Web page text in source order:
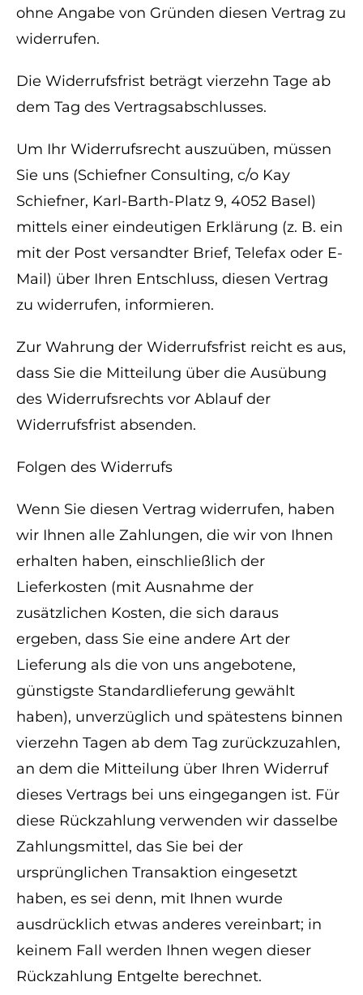
ohne Angabe von Gründen diesen Vertrag zu
widerrufen.
Die Widerrufsfrist beträgt vierzehn Tage ab
dem Tag des Vertragsabschlusses.
Um Ihr Widerrufsrecht auszuüben, müssen
Sie uns (Schiefner Consulting, c/o Kay
Schiefner, Karl-Barth-Platz 9, 4052 Basel)
mittels einer eindeutigen Erklärung (z. B. ein
mit der Post versandter Brief, Telefax oder E-
Mail) über Ihren Entschluss, diesen Vertrag
zu widerrufen, informieren.
Zur Wahrung der Widerrufsfrist reicht es aus,
dass Sie die Mitteilung über die Ausübung
des Widerrufsrechts vor Ablauf der
Widerrufsfrist absenden.
Folgen des Widerrufs
Wenn Sie diesen Vertrag widerrufen, haben
wir Ihnen alle Zahlungen, die wir von Ihnen
erhalten haben, einschließlich der
Lieferkosten (mit Ausnahme der
zusätzlichen Kosten, die sich daraus
ergeben, dass Sie eine andere Art der
Lieferung als die von uns angebotene,
günstigste Standardlieferung gewählt
haben), unverzüglich und spätestens binnen
vierzehn Tagen ab dem Tag zurückzuzahlen,
an dem die Mitteilung über Ihren Widerruf
dieses Vertrags bei uns eingegangen ist. Für
diese Rückzahlung verwenden wir dasselbe
Zahlungsmittel, das Sie bei der
ursprünglichen Transaktion eingesetzt
haben, es sei denn, mit Ihnen wurde
ausdrücklich etwas anderes vereinbart; in
keinem Fall werden Ihnen wegen dieser
Rückzahlung Entgelte berechnet.